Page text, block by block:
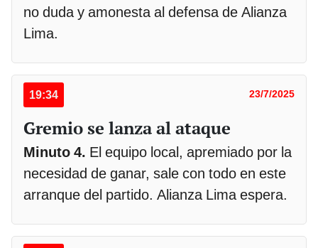
no duda y amonesta al defensa de Alianza
Lima.
19:34 23/7/2025
Gremio se lanza al ataque
Minuto 4. El equipo local, apremiado por la
necesidad de ganar, sale con todo en este
arranque del partido. Alianza Lima espera.